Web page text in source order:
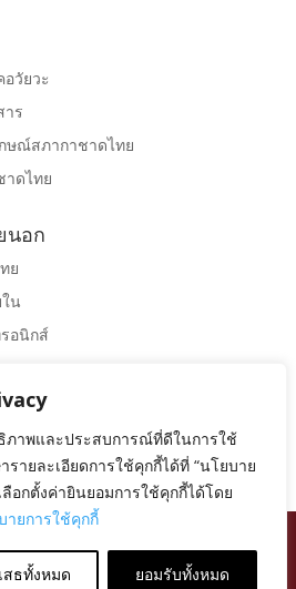
ภาพและประสบการณ์ที่ดีในการใช้
ายละเอียดการใช้คุกกี้ได้ที่ “นโยบาย
อกตั้งค่ายินยอมการใช้คุกกี้ได้โดย
ายการใช้คุกกี้
สธทั้งหมด ยอมรับทั้งหมด
วัยวะ
าร
ษณ์สภากาชาดไทย
าดไทย
นอก
ย
น
อนิกส์
ากาชาดไทย
ทย
ยบายคุกกี้ ข้อตกลงการใช้งาน|